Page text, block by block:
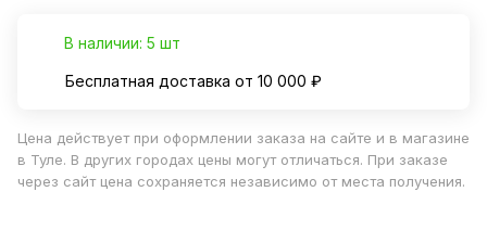
В наличии: 5 шт
Бесплатная доставка от 10 000 ₽
Цена действует при оформлении заказа на сайте и в магазине
в Туле. В других городах цены могут отличаться. При заказе
через сайт цена сохраняется независимо от места получения.